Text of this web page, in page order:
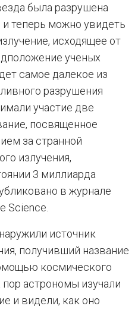
была разрушена
теперь можно увидеть
исходящее от
ученых
самое далекое из
разрушения
участие две
посвященное
за странной
излучения,
3 миллиарда
в журнале
Science.
источник
получивший название
космического
астрономы изучали
и видели, как оно